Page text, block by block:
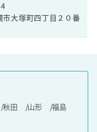
市大塚町四丁目２０番
秋田 山形
福島